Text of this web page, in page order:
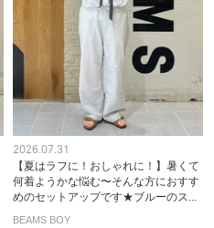
2026.07.31
【夏はラフに！おしゃれに！】暑くて
何着ようかな悩む〜そんな方におすす
めのセットアップです★ブルーのス...
BEAMS BOY